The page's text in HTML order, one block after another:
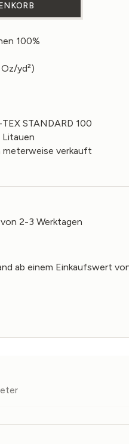
100%
yd²)
STANDARD 100
verkauft
2-3 Werktagen
ab einem Einkaufswert